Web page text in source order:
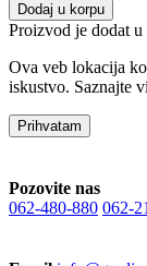
Dodaj u korpu
Proizvod je dodat u
Ova veb lokacija
iskustvo. Saznajte
Prihvatam
Pozovite nas
062-480-880 062-